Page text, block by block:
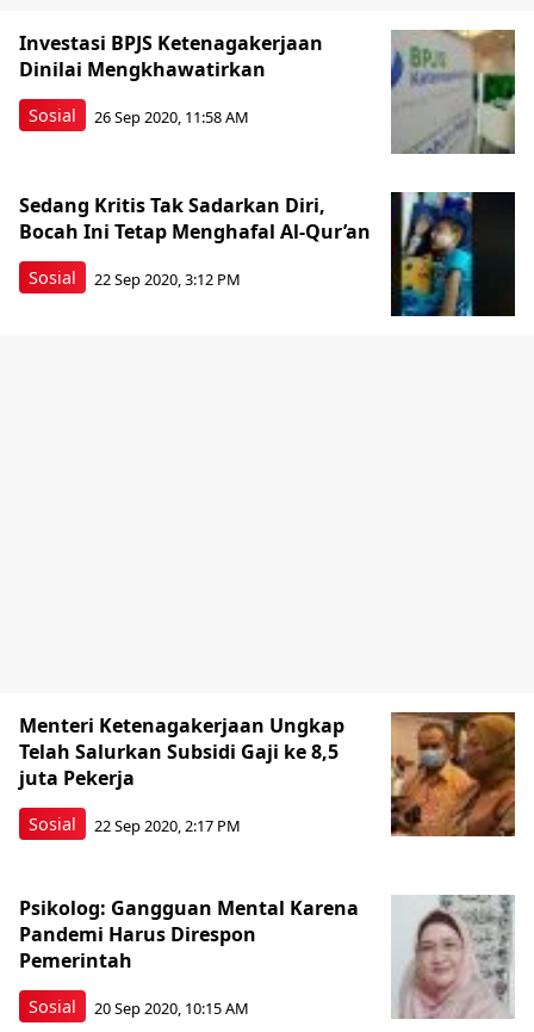
Sosial
Investasi BPJS Ketenagakerjaan
Dinilai Mengkhawatirkan
26 Sep 2020, 11:58 AM
Sosial
Sedang Kritis Tak Sadarkan Diri,
Bocah Ini Tetap Menghafal Al-Qur’an
22 Sep 2020, 3:12 PM
Sosial
Menteri Ketenagakerjaan Ungkap
Telah Salurkan Subsidi Gaji ke 8,5
juta Pekerja
22 Sep 2020, 2:17 PM
Sosial
Psikolog: Gangguan Mental Karena
Pandemi Harus Direspon
Pemerintah
20 Sep 2020, 10:15 AM